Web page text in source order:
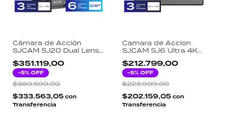
Cámara de Acción
SJCAM SJ20 Dual Lens
4K 60FPS Visión
Nocturna Doble Pantalla
Estabilización 6 Ejes
Negro
$351.119,00
-5% OFF
$369.599,00
$333.563,05 con
Transferencia
Camara de Accion
SJCAM SJ6 Ultra 4K
60FPS Dual Screen
Estabilizada
$212.799,00
-5% OFF
$223.999,00
$202.159,05 con
Transferencia